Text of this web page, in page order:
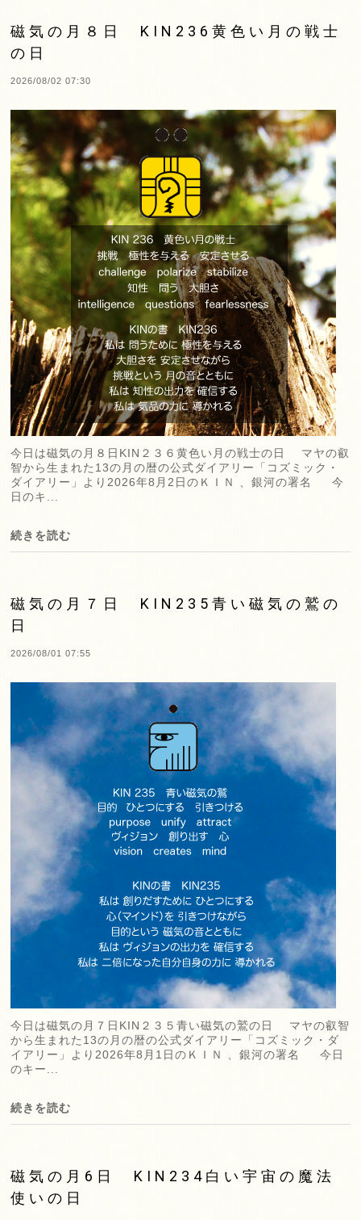
磁気の月８日 KIN236黄色い月の戦士
の日
2026/08/02 07:30
今日は磁気の月８日KIN２３６黄色い月の戦士の日 マヤの叡
智から生まれた13の月の暦の公式ダイアリー「コズミック・
ダイアリー」より2026年8月2日のＫＩＮ 、銀河の署名 今
日のキ...
続きを読む
磁気の月７日 KIN235青い磁気の鷲の
日
2026/08/01 07:55
今日は磁気の月７日KIN２３５青い磁気の鷲の日 マヤの叡智
から生まれた13の月の暦の公式ダイアリー「コズミック・ダ
イアリー」より2026年8月1日のＫＩＮ 、銀河の署名 今日
のキー...
続きを読む
磁気の月6日 KIN234白い宇宙の魔法
使いの日